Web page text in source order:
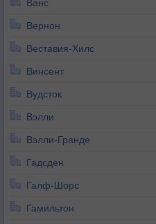
Ванс
Вернон
Веставия-Хилс
Винсент
Вудсток
Вэлли
Вэлли-Гранде
Гадсден
Галф-Шорс
Гамильтон